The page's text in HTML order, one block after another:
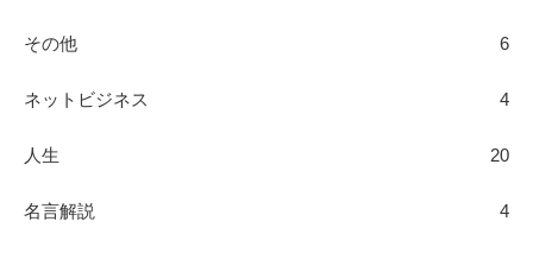
その他 6
ネットビジネス 4
人生 20
名言解説 4